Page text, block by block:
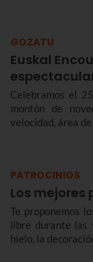
GOZATU
Euskal
Celebramos el
montón de
velocidad, área
PATROCINIOS
Los
Te proponemos
libre durante las
hielo, la